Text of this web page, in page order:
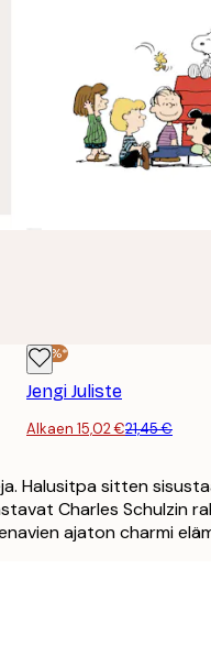
-30%*
Jengi Juliste
Alkaen 15,02 €21,45 €
Halusitpa sitten
Charles Schulzin
ajaton charmi